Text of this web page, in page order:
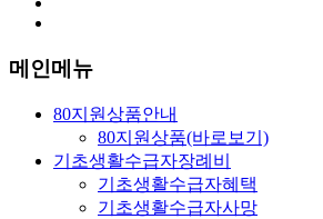
메인메뉴
80지원상품안내
80지원상품(바로보기)
기초생활수급자장례비
기초생활수급자혜택
기초생활수급자사망